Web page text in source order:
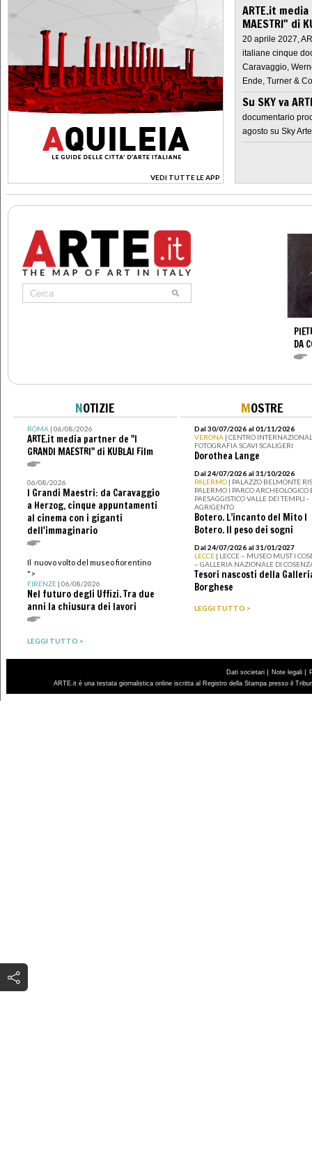
VEDI TUTTE LE APP
>
ARTE.it
MAESTRI" di
20 aprile 2027,
italiane cinque
Caravaggio,
Ende, Turner &
Su SKY va
documentario
agosto su Sky Arte
DA
NOTIZIE
ROMA| 06/08/2026
ARTE.it media partner de "I
GRANDI MAESTRI" di KUBLAI Film
06/08/2026
I Grandi Maestri: da Caravaggio
a Herzog, cinque appuntamenti
al cinema con i giganti
dell'immaginario
Il nuovo volto del museo fiorentino
">
FIRENZE| 06/08/2026
Nel futuro degli Uffizi. Tra due
anni la chiusura dei lavori
LEGGI TUTTO >
MOSTRE
Dal 30/07/2026 al 01/11/2026
VERONA | CENTRO
FOTOGRAFIA SCAVI SCALIGERI
Dorothea Lange
Dal 24/07/2026 al 31/10/2026
PALERMO | PALAZZO BELMONTE
PALERMO I PARCO ARCHEOLOGICO
PAESAGGISTICO VALLE DEI TEMPLI -
AGRIGENTO
Botero. L’incanto del Mito I
Botero. Il peso dei sogni
Dal 24/07/2026 al 31/01/2027
LECCE | LECCE – MUSEO MUST I
– GALLERIA NAZIONALE DI
Tesori nascosti della
Borghese
LEGGI TUTTO >
Dati societari | Note legali |
ARTE.it è una testata giornalistica online iscritta al Registro della Stampa presso il